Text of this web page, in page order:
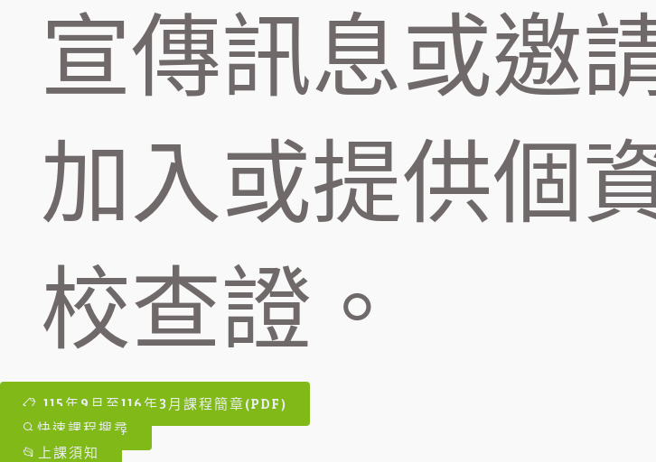
宣傳訊息或邀
加入或提供個
校查證。
📋 115年9月至116年3月課程簡章(PDF)
🔍快速課程搜尋
📂上課須知